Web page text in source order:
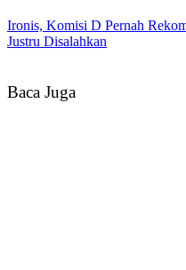
Ironis, Komisi D Pernah
Justru Disalahkan
Baca Juga